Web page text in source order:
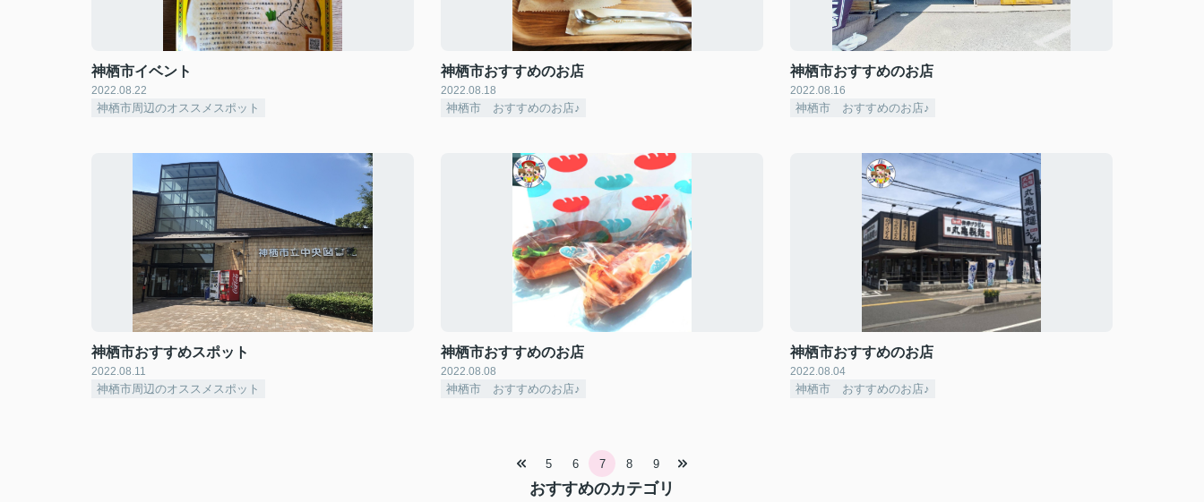
神栖市イベント
2022.08.22
神栖市周辺のオススメスポット
神栖市おすすめのお店
2022.08.18
神栖市 おすすめのお店♪
神栖市おすすめのお店
2022.08.16
神栖市 おすすめのお店♪
神栖市おすすめスポット
2022.08.11
神栖市周辺のオススメスポット
神栖市おすすめのお店
2022.08.08
神栖市 おすすめのお店♪
神栖市おすすめのお店
2022.08.04
神栖市 おすすめのお店♪
5 6 7 8 9
おすすめのカテゴリ